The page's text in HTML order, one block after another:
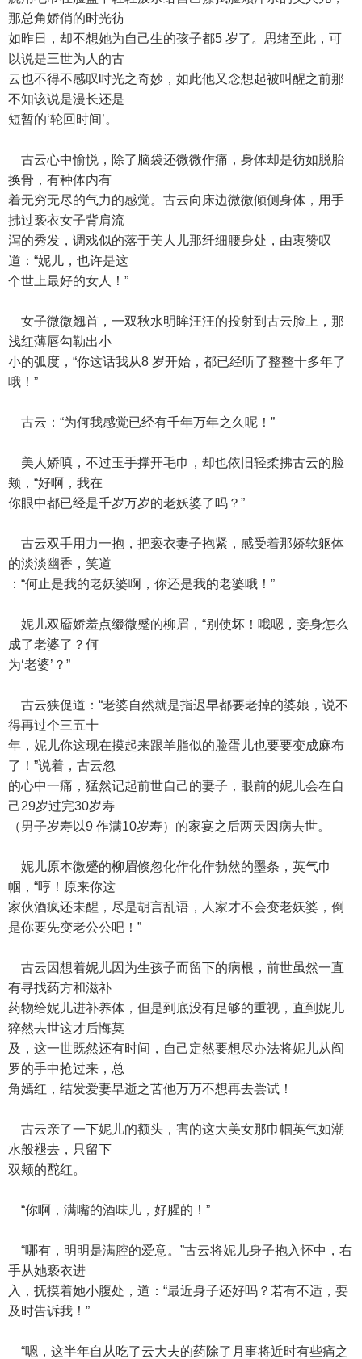
那总角娇俏的时光彷
如昨日，却不想她为自己生的孩子都5 岁了。思绪至此，可
以说是三世为人的古
云也不得不感叹时光之奇妙，如此他又念想起被叫醒之前那
不知该说是漫长还是
短暂的‘轮回时间’。
古云心中愉悦，除了脑袋还微微作痛，身体却是彷如脱胎
换骨，有种体内有
着无穷无尽的气力的感觉。古云向床边微微倾侧身体，用手
拂过亵衣女子背肩流
泻的秀发，调戏似的落于美人儿那纤细腰身处，由衷赞叹
道：“妮儿，也许是这
个世上最好的女人！”
女子微微翘首，一双秋水明眸汪汪的投射到古云脸上，那
浅红薄唇勾勒出小
小的弧度，“你这话我从8 岁开始，都已经听了整整十多年了
哦！”
古云：“为何我感觉已经有千年万年之久呢！”
美人娇嗔，不过玉手撑开毛巾，却也依旧轻柔拂古云的脸
颊，“好啊，我在
你眼中都已经是千岁万岁的老妖婆了吗？”
古云双手用力一抱，把亵衣妻子抱紧，感受着那娇软躯体
的淡淡幽香，笑道
：“何止是我的老妖婆啊，你还是我的老婆哦！”
妮儿双靥娇羞点缀微蹙的柳眉，“别使坏！哦嗯，妾身怎么
成了老婆了？何
为‘老婆’？”
古云狭促道：“老婆自然就是指迟早都要老掉的婆娘，说不
得再过个三五十
年，妮儿你这现在摸起来跟羊脂似的脸蛋儿也要要变成麻布
了！”说着，古云忽
的心中一痛，猛然记起前世自己的妻子，眼前的妮儿会在自
己29岁过完30岁寿
（男子岁寿以9 作满10岁寿）的家宴之后两天因病去世。
妮儿原本微蹙的柳眉倏忽化作化作勃然的墨条，英气巾
帼，“哼！原来你这
家伙酒疯还未醒，尽是胡言乱语，人家才不会变老妖婆，倒
是你要先变老公公吧！”
古云因想着妮儿因为生孩子而留下的病根，前世虽然一直
有寻找药方和滋补
药物给妮儿进补养体，但是到底没有足够的重视，直到妮儿
猝然去世这才后悔莫
及，这一世既然还有时间，自己定然要想尽办法将妮儿从阎
罗的手中抢过来，总
角嫣红，结发爱妻早逝之苦他万万不想再去尝试！
古云亲了一下妮儿的额头，害的这大美女那巾帼英气如潮
水般褪去，只留下
双颊的酡红。
“你啊，满嘴的酒味儿，好腥的！”
“哪有，明明是满腔的爱意。”古云将妮儿身子抱入怀中，右
手从她亵衣进
入，抚摸着她小腹处，道：“最近身子还好吗？若有不适，要
及时告诉我！”
“嗯，这半年自从吃了云大夫的药除了月事将近时有些痛之